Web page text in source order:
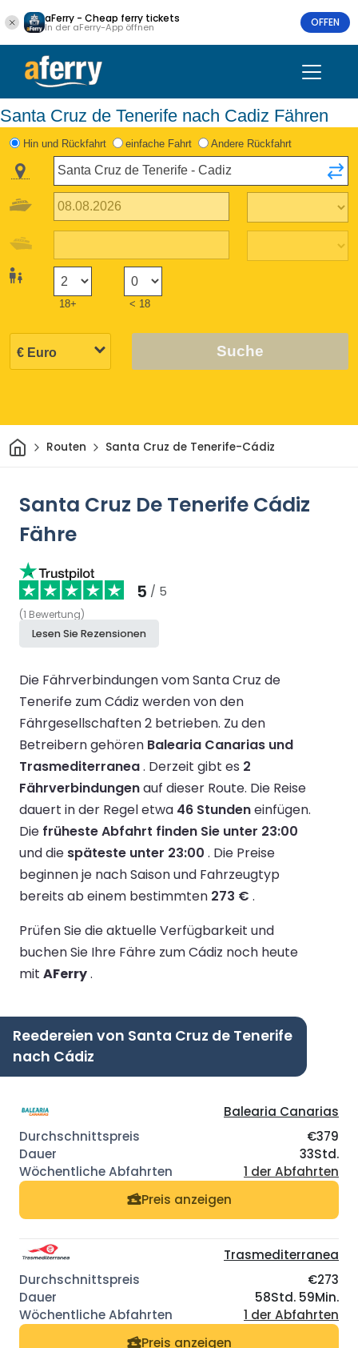
aFerry - Cheap ferry tickets
In der aFerry-App öffnen OFFEN
Santa Cruz de Tenerife nach Cadiz Fähren
Hin und Rückfahrt einfache Fahrt Andere Rückfahrt
18+ < 18
Suche
HeimRouten Santa Cruz de Tenerife-Cádiz
Santa Cruz De Tenerife Cádiz
Fähre
5 / 5
(1 Bewertung)
Lesen Sie Rezensionen
Die Fährverbindungen vom Santa Cruz de
Tenerife zum Cádiz werden von den
Fährgesellschaften 2 betrieben. Zu den
Betreibern gehören Balearia Canarias und
Trasmediterranea. Derzeit gibt es 2
Fährverbindungenauf dieser Route. Die Reise
dauert in der Regel etwa 46 Stundeneinfügen.
Die früheste Abfahrt finden Sie unter 23:00
und die späteste unter 23:00 . Die Preise
beginnen je nach Saison und Fahrzeugtyp
bereits ab einem bestimmten 273 € .
Prüfen Sie die aktuelle Verfügbarkeit und
buchen Sie Ihre Fähre zum Cádiz noch heute
mit AFerry.
Reedereien von Santa Cruz de Tenerife
nach Cádiz
Balearia Canarias
€379
33Std.
1 der Abfahrten
Preis anzeigen
Trasmediterranea
€273
58Std. 59Min.
1 der Abfahrten
Preis anzeigen